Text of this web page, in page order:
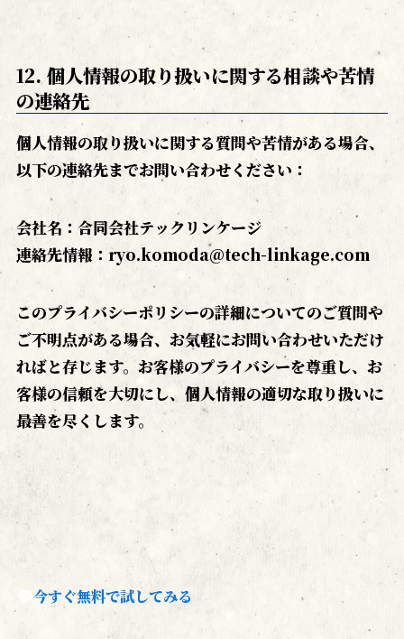
12. 個人情報の取り扱いに関する相談や苦情
の連絡先
個人情報の取り扱いに関する質問や苦情がある場合、
以下の連絡先までお問い合わせください：
会社名：合同会社テックリンケージ
連絡先情報：ryo.komoda@tech-linkage.com
このプライバシーポリシーの詳細についてのご質問や
ご不明点がある場合、お気軽にお問い合わせいただけ
ればと存じます。お客様のプライバシーを尊重し、お
客様の信頼を大切にし、個人情報の適切な取り扱いに
最善を尽くします。
今すぐ無料で試してみる